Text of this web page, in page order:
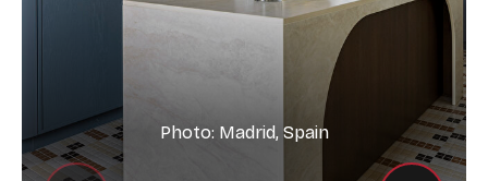
Photo: Madrid, Spain